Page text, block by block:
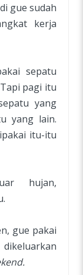
gue sudah
kerja
sepatu
pagi itu
yang
yang lain.
itu-itu
hujan,
gue pakai